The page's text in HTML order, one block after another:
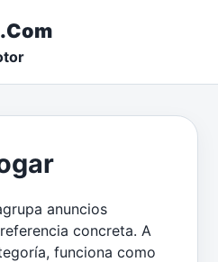
.Com
anuncios
concreta. A
funciona como